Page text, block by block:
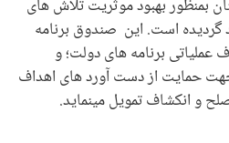
بمنظور بهبود موثریت تلاش های
گردیده است. این صندوق برنامه
عملیاتی برنامه های دولت؛ و
حمایت از دست آورد های اهداف
و انکشاف تمویل مینماید.